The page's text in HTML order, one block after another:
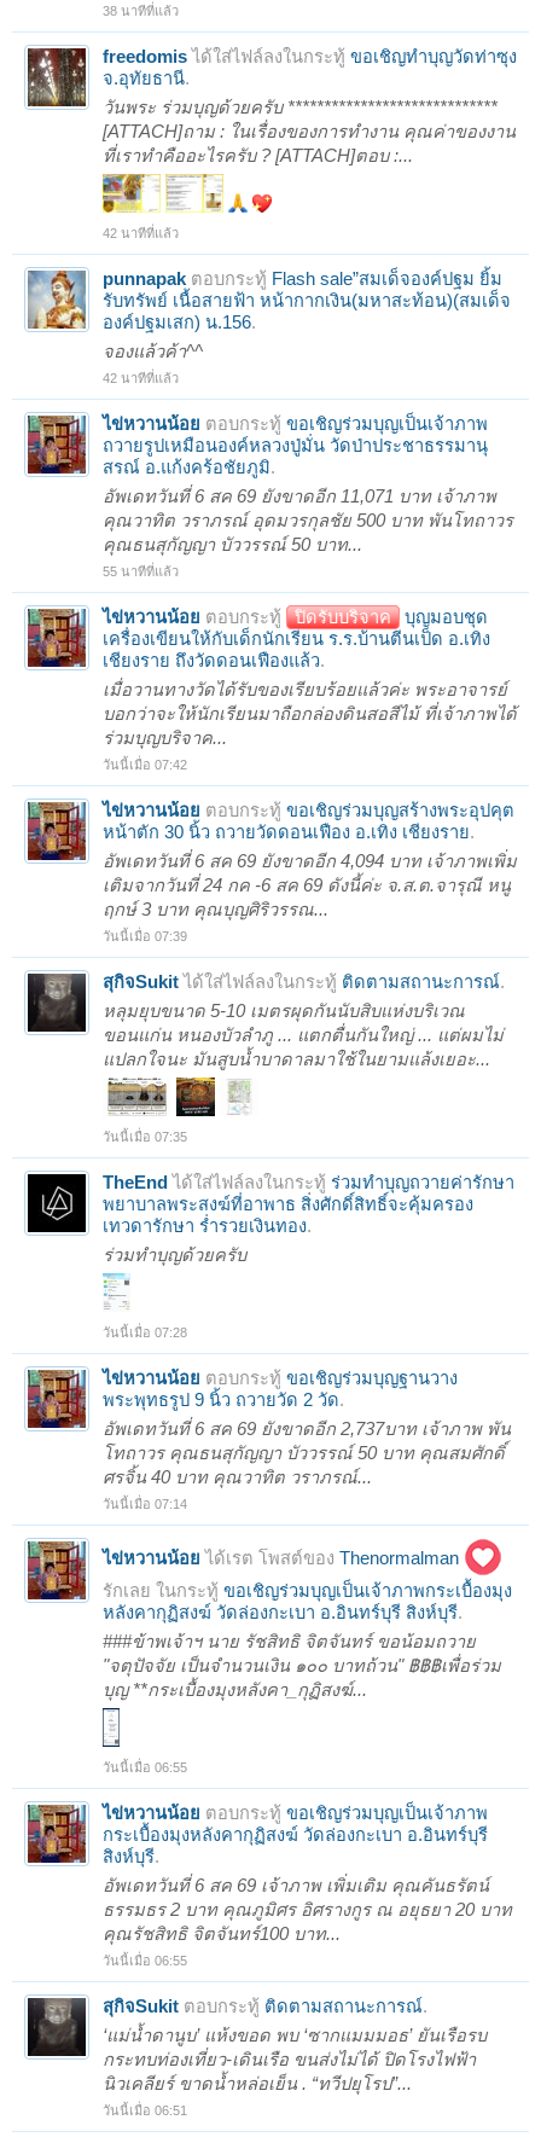
38 นาทีที่แล้ว
freedomisได้ใส่ไฟล์ลงในกระทู้ ขอเชิญทำบุญวัดท่าซุง
จ.อุทัยธานี.
วันพระ ร่วมบุญด้วยครับ *****************************
[ATTACH]ถาม : ในเรื่องของการทำงาน คุณค่าของงาน
ที่เราทำคืออะไรครับ ? [ATTACH]ตอบ :...
42 นาทีที่แล้ว
punnapak ตอบกระทู้ Flash sale”สมเด็จองค์ปฐม ยิ้ม
รับทรัพย์ เนื้อสายฟ้า หน้ากากเงิน(มหาสะท้อน)(สมเด็จ
องค์ปฐมเสก) น.156.
จองแล้วค้า^^
42 นาทีที่แล้ว
ไข่หวานน้อย ตอบกระทู้ ขอเชิญร่วมบุญเป็นเจ้าภาพ
ถวายรูปเหมือนองค์หลวงปู่มั่น วัดป่าประชาธรรมานุ
สรณ์ อ.แก้งคร้อชัยภูมิ.
อัพเดทวันที่ 6 สค 69 ยังขาดอีก 11,071 บาท เจ้าภาพ
คุณวาทิต วราภรณ์ อุดมวรกุลชัย 500 บาท พันโทถาวร
คุณธนสุกัญญา บัววรรณ์ 50 บาท...
55 นาทีที่แล้ว
ไข่หวานน้อย ตอบกระทู้ ปิดรับบริจาค
บุญมอบชุด
เครื่องเขียนให้กับเด็กนักเรียน ร.ร.บ้านตีนเป็ด อ.เทิง
เชียงราย ถึงวัดดอนเฟืองแล้ว.
เมื่อวานทางวัดได้รับของเรียบร้อยแล้วค่ะ พระอาจารย์
บอกว่าจะให้นักเรียนมาถือกล่องดินสอสีไม้ ที่เจ้าภาพได้
ร่วมบุญบริจาค...
วันนี้เมื่อ 07:42
ไข่หวานน้อย ตอบกระทู้ ขอเชิญร่วมบุญสร้างพระอุปคุต
หน้าตัก 30 นิ้ว ถวายวัดดอนเฟือง อ.เทิง เชียงราย.
อัพเดทวันที่ 6 สค 69 ยังขาดอีก 4,094 บาท เจ้าภาพเพิ่ม
เติมจากวันที่ 24 กค -6 สค 69 ดังนี้ค่ะ จ.ส.ต.จารุณี หนู
ฤกษ์ 3 บาท คุณบุญศิริวรรณ...
วันนี้เมื่อ 07:39
สุกิจSukitได้ใส่ไฟล์ลงในกระทู้ ติดตามสถานะการณ์.
หลุมยุบขนาด 5-10 เมตรผุดกันนับสิบแห่งบริเวณ
ขอนแก่น หนองบัวลำภู ... แตกตื่นกันใหญ่ ... แต่ผมไม่
แปลกใจนะ มันสูบน้ำบาดาลมาใช้ในยามแล้งเยอะ...
วันนี้เมื่อ 07:35
TheEnd ได้ใส่ไฟล์ลงในกระทู้ ร่วมทำบุญถวายค่ารักษา
พยาบาลพระสงฆ์ที่อาพาธ สิ่งศักดิ์สิทธิ์จะคุ้มครอง
เทวดารักษา ร่ำรวยเงินทอง.
ร่วมทำบุญด้วยครับ
วันนี้เมื่อ 07:28
ไข่หวานน้อย ตอบกระทู้ ขอเชิญร่วมบุญฐานวาง
พระพุทธรูป 9 นิ้ว ถวายวัด 2 วัด.
อัพเดทวันที่ 6 สค 69 ยังขาดอีก 2,737บาท เจ้าภาพ พัน
โทถาวร คุณธนสุกัญญา บัววรรณ์ 50 บาท คุณสมศักดิ์
ศรจิ้น 40 บาท คุณวาทิต วราภรณ์...
วันนี้เมื่อ 07:14
ไข่หวานน้อย ได้เรต โพสต์ของ Thenormalman
รักเลย ในกระทู้ ขอเชิญร่วมบุญเป็นเจ้าภาพกระเบื้องมุง
หลังคากุฏิสงฆ์ วัดล่องกะเบา อ.อินทร์บุรี สิงห์บุรี.
###ข้าพเจ้าฯ นาย รัชสิทธิ จิตจันทร์ ขอน้อมถวาย
"จตุปัจจัย เป็นจำนวนเงิน ๑๐๐ บาทถ้วน" ฿฿฿เพื่อร่วม
บุญ **กระเบื้องมุงหลังคา_กุฏิสงฆ์...
วันนี้เมื่อ 06:55
ไข่หวานน้อย ตอบกระทู้ ขอเชิญร่วมบุญเป็นเจ้าภาพ
กระเบื้องมุงหลังคากุฏิสงฆ์ วัดล่องกะเบา อ.อินทร์บุรี
สิงห์บุรี.
อัพเดทวันที่ 6 สค 69 เจ้าภาพ เพิ่มเติม คุณคันธรัตน์
ธรรมธร 2 บาท คุณภูมิศร อิศรางกูร ณ อยุธยา 20 บาท
คุณรัชสิทธิ จิตจันทร์100 บาท...
วันนี้เมื่อ 06:55
สุกิจSukit ตอบกระทู้ ติดตามสถานะการณ์.
‘แม่น้ำดานูบ’ แห้งขอด พบ ‘ซากแมมมอธ’ ยันเรือรบ
กระทบท่องเที่ยว-เดินเรือ ขนส่งไม่ได้ ปิดโรงไฟฟ้า
นิวเคลียร์ ขาดน้ำหล่อเย็น . “ทวีปยุโรป”...
วันนี้เมื่อ 06:51